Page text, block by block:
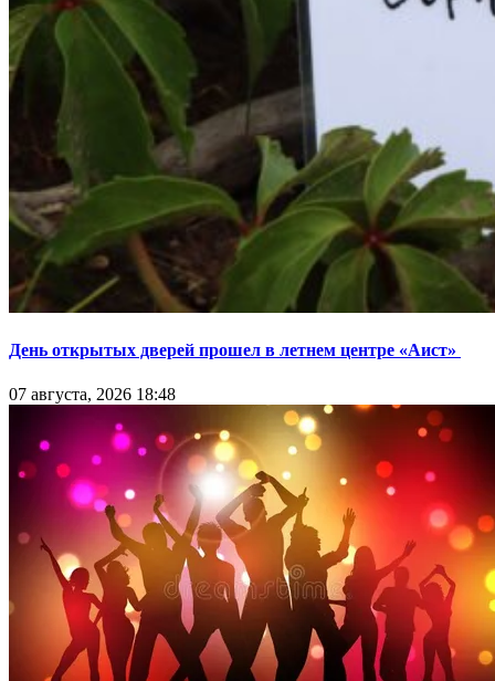
День открытых дверей прошел в летнем центре «Аист»
07 августа, 2026 18:48